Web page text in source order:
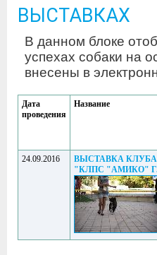
ВЫСТАВКАХ
В данном блоке
успехах собаки на
внесены в
Дата
проведения
Название
24.09.2016
ВЫСТАВКА
"КЛПС "АМИКО"